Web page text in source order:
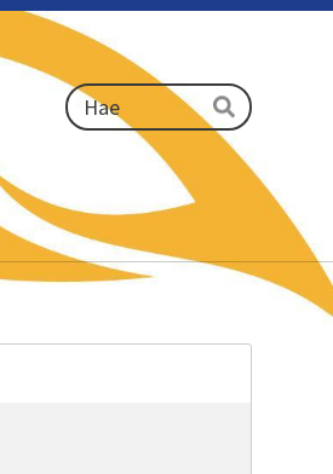
Haku
Hae